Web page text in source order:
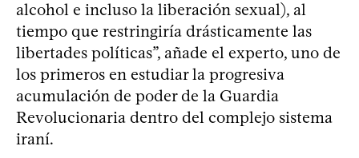
alcohol e incluso la liberación sexual), al
tiempo que restringiría drásticamente las
libertades políticas”, añade el experto, uno de
los primeros en estudiar la progresiva
acumulación de poder de la Guardia
Revolucionaria dentro del complejo sistema
iraní.